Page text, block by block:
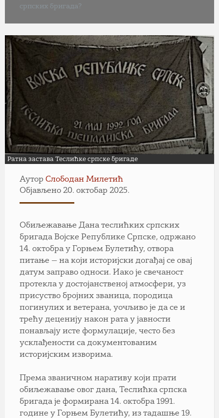
српских бригада?
Ратна застава Теслићке српске бригаде
Аутор Слободан Милетић
Објављено 20. октобар 2025.
Обиљежавање Дана теслићких српских
бригада Војске Републике Српске, одржано
14. октобра у Горњем Булетићу, отвора
питање — на који историјски догађај се овај
датум заправо односи. Иако је свечаност
протекла у достојанственој атмосфери, уз
присуство бројних званица, породица
погинулих и ветерана, уочљиво је да се и
трећу деценију након рата у јавности
понављају исте формулацијe, често без
усклађености са документованим
историјским изворима.
Према званичном наративу који прати
обиљежавање овог дана, Теслићка српска
бригада је формирана 14. октобра 1991.
године у Горњем Булетићу, из тадашње 19.